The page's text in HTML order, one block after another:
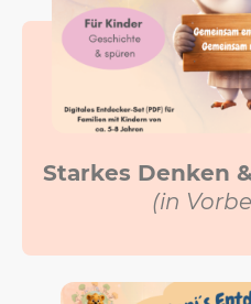
Starkes Denken
(in